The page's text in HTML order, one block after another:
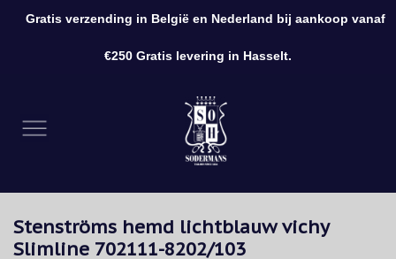
Kleding
Accessoires
Stenströms hemd lichtblauw vichy
Slimline 702111-8202/103
Gratis verzending in België en Nederland bij aankoop vanaf
€250 Gratis levering in Hasselt.